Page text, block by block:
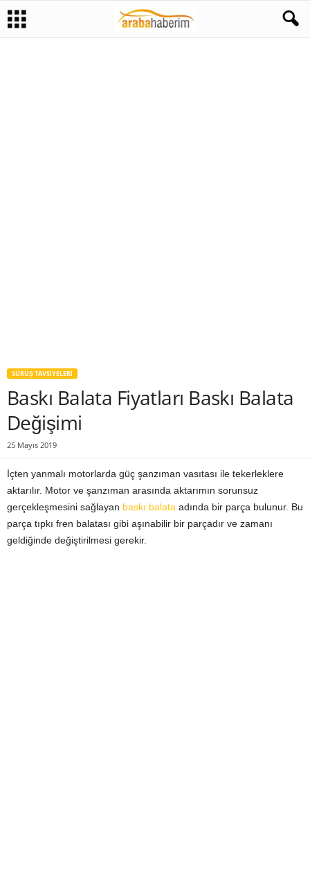
SÜRÜŞ TAVSIYELERI
Baskı Balata Fiyatları Baskı Balata
Değişimi
25 Mayıs 2019
İçten yanmalı motorlarda güç şanzıman vasıtası ile tekerleklere
aktarılır. Motor ve şanzıman arasında aktarımın sorunsuz
gerçekleşmesini sağlayan baskı balata adında bir parça bulunur. Bu
parça tıpkı fren balatası gibi aşınabilir bir parçadır ve zamanı
geldiğinde değiştirilmesi gerekir.